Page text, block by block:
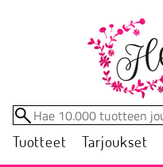
Tuotteet Tarjoukset